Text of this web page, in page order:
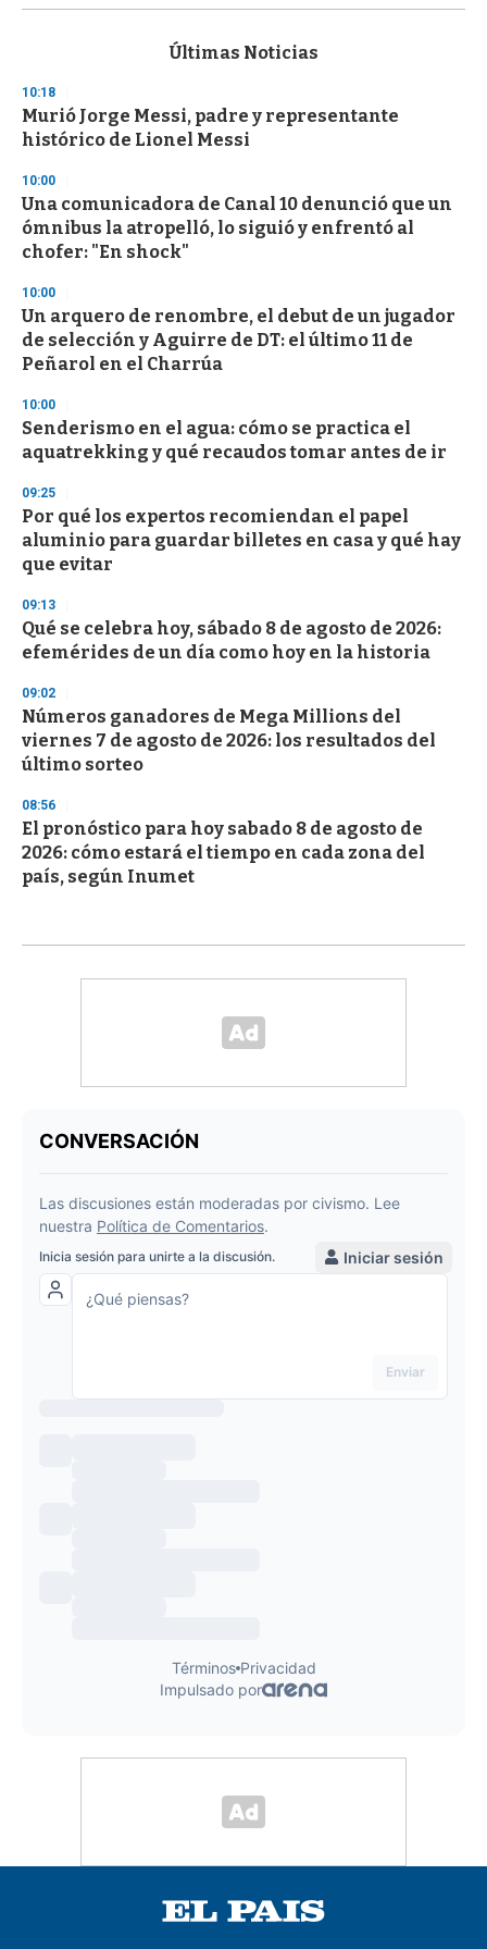
s
d
s
o
f
3
s
e
c
o
d
s
Últimas Noticias
10:18
Murió Jorge Messi, padre y representante
histórico de Lionel Messi
10:00
Una comunicadora de Canal 10 denunció que un
ómnibus la atropelló, lo siguió y enfrentó al
chofer: "En shock"
10:00
Un arquero de renombre, el debut de un jugador
de selección y Aguirre de DT: el último 11 de
Peñarol en el Charrúa
10:00
Senderismo en el agua: cómo se practica el
aquatrekking y qué recaudos tomar antes de ir
09:25
Por qué los expertos recomiendan el papel
aluminio para guardar billetes en casa y qué hay
que evitar
09:13
Qué se celebra hoy, sábado 8 de agosto de 2026:
efemérides de un día como hoy en la historia
09:02
Números ganadores de Mega Millions del
viernes 7 de agosto de 2026: los resultados del
último sorteo
08:56
El pronóstico para hoy sabado 8 de agosto de
2026: cómo estará el tiempo en cada zona del
país, según Inumet